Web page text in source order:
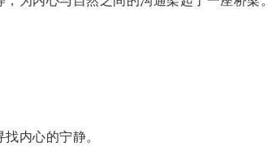
内心的宁静。